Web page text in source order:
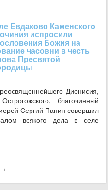
Евдаково Каменского
испросили
Божия на
часовни в честь
Пресвятой
Дионисия,
благочинный
Сергий Папин совершил
всякого дела в селе
→